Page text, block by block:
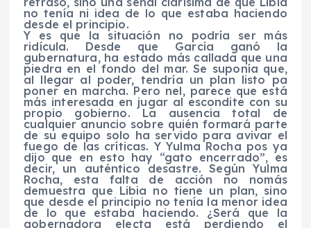
no tenía ni idea de lo que estaba haciendo
desde el principio.
Y es que la situación no podría ser más
ridícula. Desde que García ganó la
gubernatura, ha estado más callada que una
piedra en el fondo del mar. Se suponía que,
al llegar al poder, tendría un plan listo pa
poner en marcha. Pero nel, parece que está
más interesada en jugar al escondite con su
propio gobierno. La ausencia total de
cualquier anuncio sobre quién formará parte
de su equipo solo ha servido para avivar el
fuego de las críticas. Y Yulma Rocha pos ya
dijo que en esto hay “gato encerrado”, es
decir, un auténtico desastre. Según Yulma
Rocha, esta falta de acción no nomás
demuestra que Libia no tiene un plan, sino
que desde el principio no tenía la menor idea
de lo que estaba haciendo. ¿Será que la
gobernadora electa está perdiendo el